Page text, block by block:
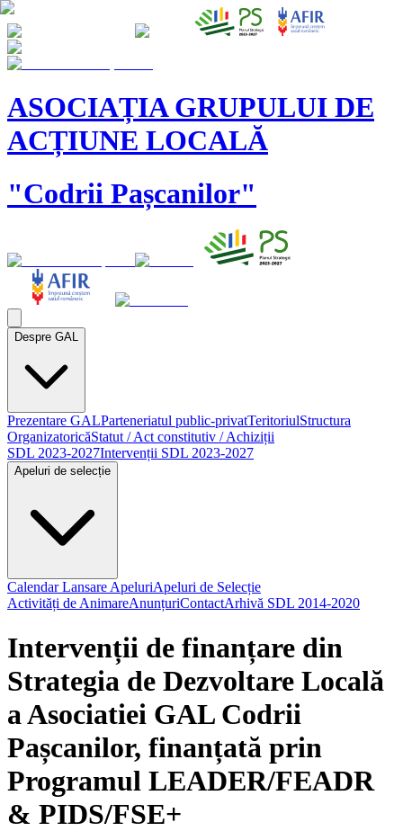
ASOCIAȚIA GRUPULUI DE
ACȚIUNE LOCALĂ
"Codrii Pașcanilor"
Despre GAL
Prezentare GALParteneriatul public-privatTeritoriulStructura
OrganizatoricăStatut / Act constitutiv / Achiziții
SDL 2023-2027Intervenții SDL 2023-2027
Apeluri de selecție
Calendar Lansare ApeluriApeluri de Selecție
Activități de AnimareAnunțuriContactArhivă SDL 2014-2020
Intervenții de finanțare din
Strategia de Dezvoltare Locală
a Asociatiei GAL Codrii
Pașcanilor, finanțată prin
Programul LEADER/FEADR
& PIDS/FSE+